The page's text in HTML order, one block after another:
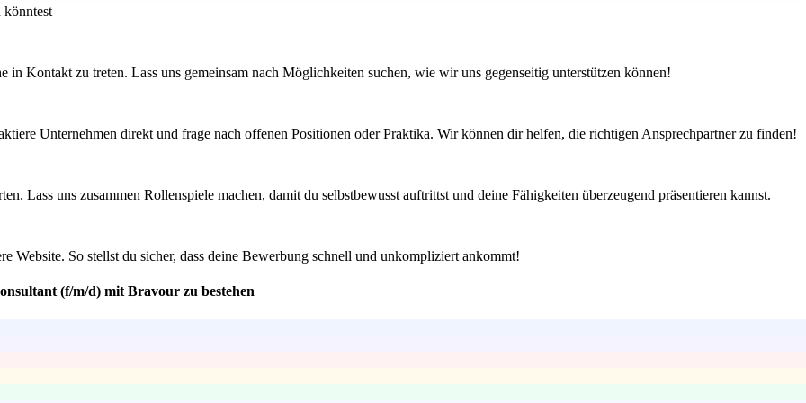
könntest
Kontakt zu treten. Lass uns gemeinsam nach Möglichkeiten suchen, wie wir uns gegenseitig unterstützen können!
Unternehmen direkt und frage nach offenen Positionen oder Praktika. Wir können dir helfen, die richtigen Ansprechpartner zu finden!
Lass uns zusammen Rollenspiele machen, damit du selbstbewusst auftrittst und deine Fähigkeiten überzeugend präsentieren kannst.
Website. So stellst du sicher, dass deine Bewerbung schnell und unkompliziert ankommt!
(f/m/d) mit Bravour zu bestehen